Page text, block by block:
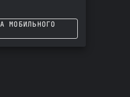
МОБИЛЬНОГО